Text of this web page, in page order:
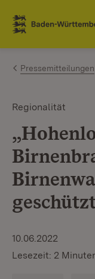
Zum Inhalt
Link zur
Pressemitteilungen
Regionalität
10.06.2022
Lesezeit: 2